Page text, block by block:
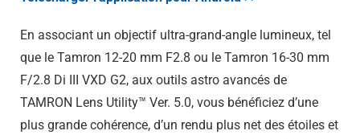
En associant un objectif ultra-grand-angle lumineux, tel
que le Tamron 12-20 mm F2.8 ou le Tamron 16-30 mm
F/2.8 Di III VXD G2, aux outils astro avancés de
TAMRON Lens Utility™ Ver. 5.0, vous bénéficiez d’une
plus grande cohérence, d’un rendu plus net des étoiles et